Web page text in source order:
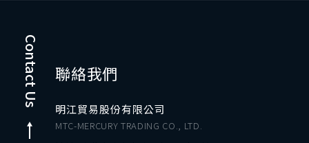
Contact Us 聯絡我們
明江貿易股份有限公司
MTC-MERCURY TRADING CO., LTD.